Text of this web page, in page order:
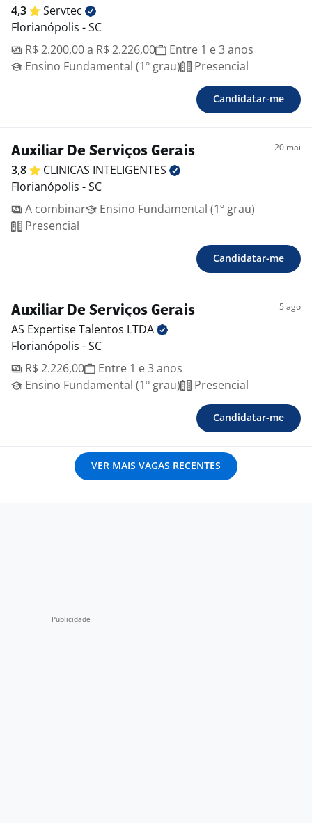
4,3
Servtec
Florianópolis - SC
R$ 2.200,00 a R$ 2.226,00
Entre 1 e 3 anos
Ensino Fundamental (1º grau)
Presencial
Candidatar-me
Auxiliar De Serviços Gerais 20 mai
3,8 CLINICAS INTELIGENTES
Florianópolis - SC
A combinar
Ensino Fundamental (1º grau)
Presencial
Candidatar-me
Auxiliar De Serviços Gerais 5 ago
AS Expertise Talentos LTDA
Florianópolis - SC
R$ 2.226,00
Entre 1 e 3 anos
Ensino Fundamental (1º grau)
Presencial
Candidatar-me
VER MAIS VAGAS RECENTES